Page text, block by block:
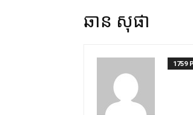
ឆាន សុផា
1759